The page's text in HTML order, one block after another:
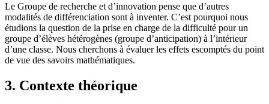
Le Groupe de recherche et d’innovation pense que d’autres
modalités de différenciation sont à inventer. C’est pourquoi nous
étudions la question de la prise en charge de la difficulté pour un
groupe d’élèves hétérogènes (groupe d’anticipation) à l’intérieur
d’une classe. Nous cherchons à évaluer les effets escomptés du point
de vue des savoirs mathématiques.
3. Contexte théorique